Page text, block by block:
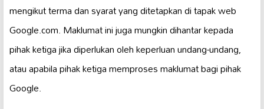
mengikut terma dan syarat yang ditetapkan di tapak web
Google.com. Maklumat ini juga mungkin dihantar kepada
pihak ketiga jika diperlukan oleh keperluan undang-undang,
atau apabila pihak ketiga memproses maklumat bagi pihak
Google.